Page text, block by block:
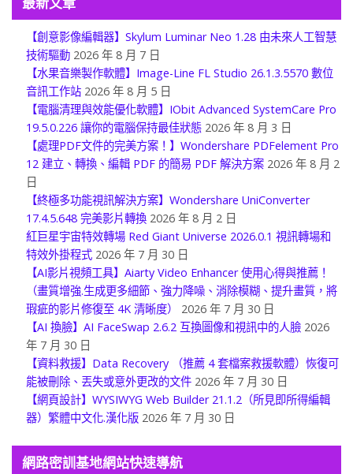
【創意影像編輯器】Skylum Luminar Neo 1.28 由未來人工智慧
技術驅動 2026 年 8 月 7 日
【水果音樂製作軟體】Image-Line FL Studio 26.1.3.5570 數位
音訊工作站 2026 年 8 月 5 日
【電腦清理與效能優化軟體】IObit Advanced SystemCare Pro
19.5.0.226 讓你的電腦保持最佳狀態 2026 年 8 月 3 日
【處理PDF文件的完美方案！】Wondershare PDFelement Pro
12 建立、轉換、編輯 PDF 的簡易 PDF 解決方案 2026 年 8 月 2
日
【終極多功能視訊解決方案】Wondershare UniConverter
17.4.5.648 完美影片轉換 2026 年 8 月 2 日
紅巨星宇宙特效轉場 Red Giant Universe 2026.0.1 視訊轉場和
特效外掛程式 2026 年 7 月 30 日
【AI影片視頻工具】Aiarty Video Enhancer 使用心得與推薦！
（畫質增強.生成更多細節、強力降噪、消除模糊、提升畫質，將
瑕疵的影片修復至 4K 清晰度） 2026 年 7 月 30 日
【AI 換臉】AI FaceSwap 2.6.2 互換圖像和視訊中的人臉
年 7 月 30 日
【資料救援】Data Recovery （推薦 4 套檔案救援軟體）恢復可
能被刪除、丟失或意外更改的文件 2026 年 7 月 30 日
【網頁設計】WYSIWYG Web Builder 21.1.2（所見即所得編輯
器）繁體中文化.漢化版 2026 年 7 月 30 日
網路密訓基地網站快速導航